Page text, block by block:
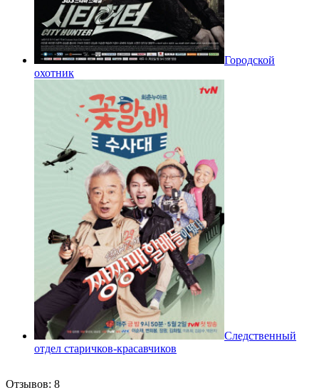
Городской
охотник
Следственный
отдел старичков-красавчиков
Отзывов: 8